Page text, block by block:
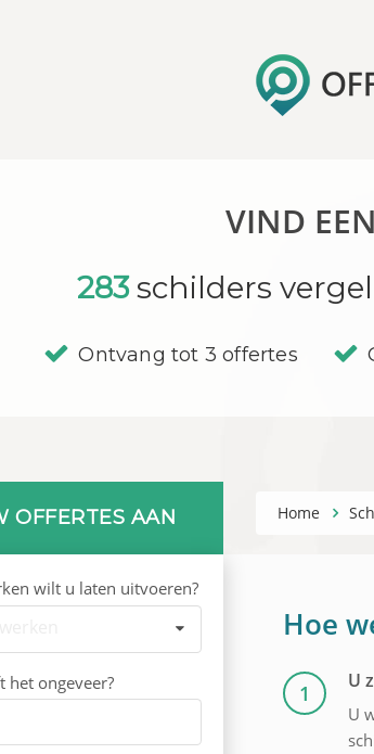
VIND
283schilders
Ontvang tot 3 offertes
Home
OFFERTES AAN
wilt u laten uitvoeren?
het ongeveer?
Hoe
1 U
U